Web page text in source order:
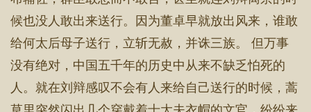
候也没人敢出来送行。因为董卓早就放出风来，谁敢
给何太后母子送行，立斩无赦，并诛三族。 但万事
没有绝对，中国五千年的历史中从来不缺乏怕死的
人。就在刘辩感叹不会有人来给自己送行的时候，蒿